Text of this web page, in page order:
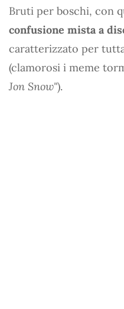
Bruti per boschi, con
confusione mista a
caratterizzato per
(clamorosi i meme
Jon Snow").